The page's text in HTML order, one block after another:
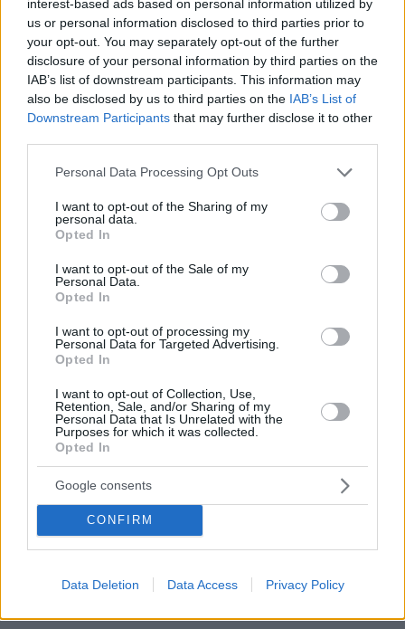
interest-based ads based on personal information utilized by
us or personal information disclosed to third parties prior to
your opt-out. You may separately opt-out of the further
disclosure of your personal information by third parties on the
IAB’s list of downstream participants. This information may
also be disclosed by us to third parties on the IAB’s List of
Downstream Participants that may further disclose it to other
Please note that this website/app uses one or more Google
not limited to your visit or usage behaviour. You may click to
grant or deny consent to Google and its third-party tags to
use your data for below specified purposes in below Google
consent section.
Personal Data Processing Opt Outs
I want to opt-out of the Sharing of my
personal data.
Opted In
I want to opt-out of the Sale of my
Personal Data.
Opted In
I want to opt-out of processing my
Personal Data for Targeted Advertising.
Opted In
I want to opt-out of Collection, Use,
Retention, Sale, and/or Sharing of my
Personal Data that Is Unrelated with the
Purposes for which it was collected.
Opted In
Google consents
CONFIRM
Data Deletion Data Access Privacy Policy
Interessanterweise kann man nur Rückfahrkarten im System
buchen Okosutas.hu sagte, sie testen den neuen Dienst, also
werden sie ihren Artikel bald mit den neuesten Erfahrungen
aktualisieren.
Lesen Sie auch
VIDEO, FOTOS: Neue Donaubrücke in
tourismus #wizz air
Leave a Reply
*
*
Website
Add Comment *